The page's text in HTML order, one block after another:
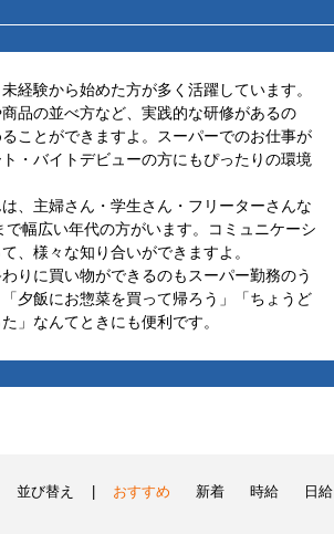
経験から始めた方が多く活躍しています。
品の並べ方など、実践的な研修があるの
ことができますよ。スーパーでのお仕事が
・バイトデビューの方にもぴったりの環境
、主婦さん・学生さん・フリーターさんな
で幅広い年代の方がいます。コミュニケーシ
、様々な知り合いができますよ。
りに買い物ができるのもスーパー勤務のう
夕飯にお惣菜を買って帰ろう」「ちょうど
」なんてときにも便利です。
並び替え おすすめ 新着 時給 日給